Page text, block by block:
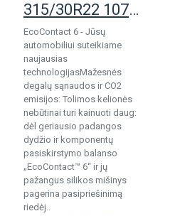
315/30R22 107Y Continental EcoContact 6
EcoContact 6 - Jūsų
automobiliui suteikiame
naujausias
technologijasMažesnės
degalų sąnaudos ir CO2
emisijos: Tolimos kelionės
nebūtinai turi kainuoti daug:
dėl geriausio padangos
dydžio ir komponentų
pasiskirstymo balanso
„EcoContact™ 6“ ir jų
pažangus silikos mišinys
pagerina pasipriešinimą
riedėj..